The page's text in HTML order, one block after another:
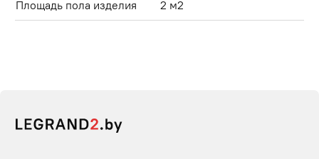
Площадь пола изделия 2 м2